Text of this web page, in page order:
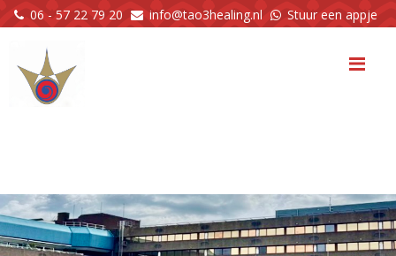
06 - 57 22 79 20 info@tao3healing.nl Stuur een appje